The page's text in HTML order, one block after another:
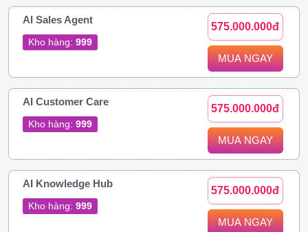
AI Sales Agent
Kho hàng: 999
575.000.000đ
MUA NGAY
AI Customer Care
Kho hàng: 999
575.000.000đ
MUA NGAY
AI Knowledge Hub
Kho hàng: 999
575.000.000đ
MUA NGAY